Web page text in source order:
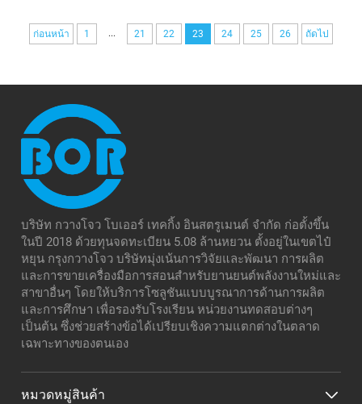
ก่อนหน้า 1 ... 21 22 23 24 25 26 ถัดไป
บริษัท กวางโจว โบเออร์ เทคกิ้ง อินสตรูเมนต์ จำกัด ก่อตั้งขึ้น
ในปี 2018 ด้วยทุนจดทะเบียน 5.08 ล้านหยวน ตั้งอยู่ในเขตไป๋
หยุน กรุงกวางโจว บริษัทมุ่งเน้นการวิจัยและพัฒนา การผลิต
และการขายเครื่องมือการสอนสำหรับยานยนต์พลังงานใหม่และ
สาขาอื่นๆ โดยให้บริการโซลูชันแบบบูรณาการด้านการผลิต
และการศึกษา เพื่อรองรับโรงเรียน หน่วยงานทดสอบต่างๆ
เป็นต้น ซึ่งช่วยสร้างข้อได้เปรียบเชิงความแตกต่างในตลาด
เฉพาะทางของตนเอง
หมวดหมู่สินค้า